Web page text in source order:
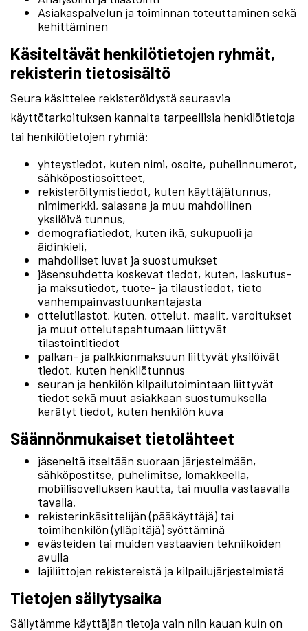
Asiakaspalvelun ja toiminnan toteuttaminen sekä
kehittäminen
Käsiteltävät henkilötietojen ryhmät,
rekisterin tietosisältö
Seura käsittelee rekisteröidystä seuraavia
käyttötarkoituksen kannalta tarpeellisia henkilötietoja
tai henkilötietojen ryhmiä:
yhteystiedot, kuten nimi, osoite, puhelinnumerot,
sähköpostiosoitteet,
rekisteröitymistiedot, kuten käyttäjätunnus,
nimimerkki, salasana ja muu mahdollinen
yksilöivä tunnus,
demografiatiedot, kuten ikä, sukupuoli ja
äidinkieli,
mahdolliset luvat ja suostumukset
jäsensuhdetta koskevat tiedot, kuten, laskutus-
ja maksutiedot, tuote- ja tilaustiedot, tieto
vanhempainvastuunkantajasta
ottelutilastot, kuten, ottelut, maalit, varoitukset
ja muut ottelutapahtumaan liittyvät
tilastointitiedot
palkan- ja palkkionmaksuun liittyvät yksilöivät
tiedot, kuten henkilötunnus
seuran ja henkilön kilpailutoimintaan liittyvät
tiedot sekä muut asiakkaan suostumuksella
kerätyt tiedot, kuten henkilön kuva
Säännönmukaiset tietolähteet
jäseneltä itseltään suoraan järjestelmään,
sähköpostitse, puhelimitse, lomakkeella,
mobiilisovelluksen kautta, tai muulla vastaavalla
tavalla,
rekisterinkäsittelijän (pääkäyttäjä) tai
toimihenkilön (ylläpitäjä) syöttäminä
evästeiden tai muiden vastaavien tekniikoiden
avulla
lajiliittojen rekistereistä ja kilpailujärjestelmistä
Tietojen säilytysaika
Säilytämme käyttäjän tietoja vain niin kauan kuin on